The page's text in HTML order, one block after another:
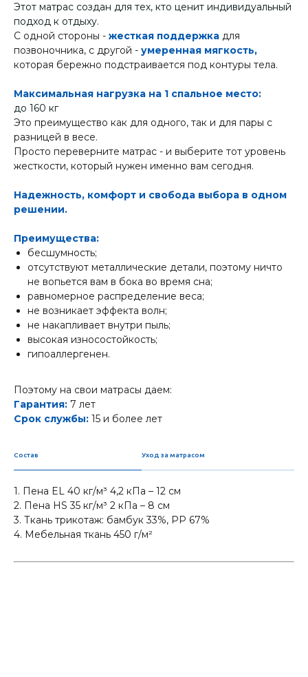
Этот матрас создан для тех, кто ценит индивидуальный
подход к отдыху.
С одной стороны - жесткая поддержка для
позвоночника, с другой - умеренная мягкость,
которая бережно подстраивается под контуры тела.
Максимальная нагрузка на 1 спальное место:
до 160 кг
Это преимущество как для одного, так и для пары с
разницей в весе.
Просто переверните матрас - и выберите тот уровень
жесткости, который нужен именно вам сегодня.
Надежность, комфорт и свобода выбора в одном
решении.
Преимущества:
бесшумность;
отсутствуют металлические детали, поэтому ничто
не вопьется вам в бока во время сна;
равномерное распределение веса;
не возникает эффекта волн;
не накапливает внутри пыль;
высокая износостойкость;
гипоаллергенен.
Поэтому на свои матрасы даем:
Гарантия: 7 лет
Срок службы: 15 и более лет
Состав Уход за матрасом
1. Пена EL 40 кг/м³ 4,2 кПа – 12 см
​2. Пена HS 35 кг/м³ 2 кПа – 8 см
​3. Ткань трикотаж: бамбук 33%, РР 67%
4. Мебельная ткань 450 г/м²